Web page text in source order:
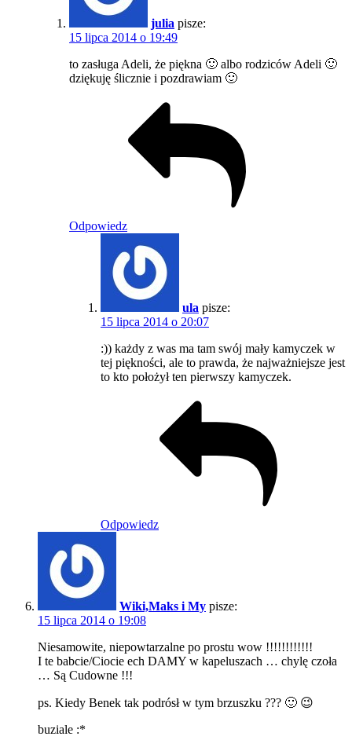
julia pisze:
15 lipca 2014 o 19:49
to zasługa Adeli, że piękna 🙂 albo rodziców Adeli 🙂
dziękuję ślicznie i pozdrawiam 🙂
Odpowiedz
ula pisze:
15 lipca 2014 o 20:07
:)) każdy z was ma tam swój mały kamyczek w
tej piękności, ale to prawda, że najważniejsze jest
to kto położył ten pierwszy kamyczek.
Odpowiedz
Wiki,Maks i My pisze:
15 lipca 2014 o 19:08
Niesamowite, niepowtarzalne po prostu wow !!!!!!!!!!!!
I te babcie/Ciocie ech DAMY w kapeluszach … chylę czoła
… Są Cudowne !!!
ps. Kiedy Benek tak podrósł w tym brzuszku ??? 🙂 😉
buziale :*